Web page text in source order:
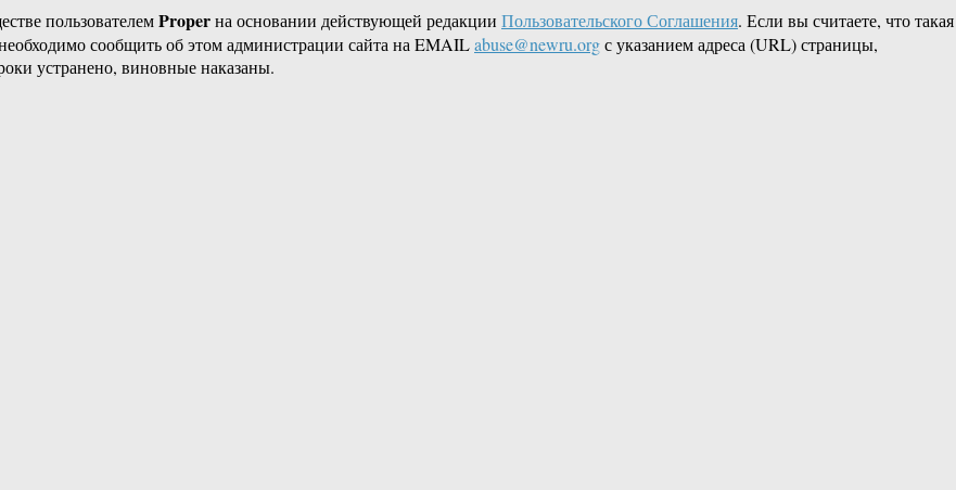
пользователемProperна основании действующей редакции Пользовательского Соглашения. Если вы считаете, что такая
сообщить об этом администрации сайта на EMAILabuse@newru.orgс указанием адреса (URL) страницы,
устранено, виновные наказаны.